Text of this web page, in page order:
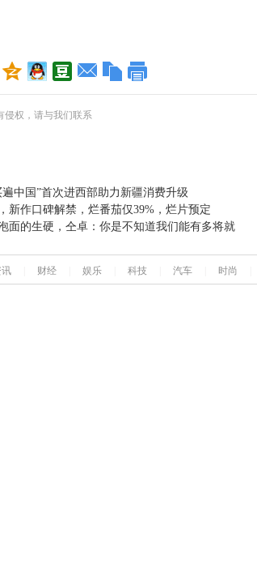
侵权，请与我们联系
中国”首次进西部助力新疆消费升级
新作口碑解禁，烂番茄仅39%，烂片预定
面的生硬，仝卓：你是不知道我们能有多将就
讯 财经 娱乐 科技 汽车 时尚